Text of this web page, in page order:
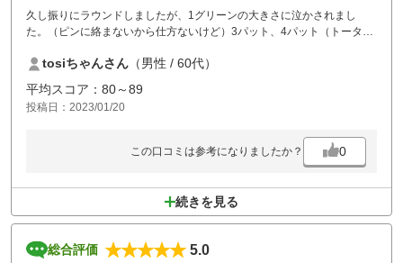
久し振りにラウンドしましたが、1グリーンの大きさに泣かされまし
た。（ピンに絡まないから仕方ないけど）3パット、4パット（トータル
tosiちゃんさん （男性 / 60代）
平均スコア：80～89
投稿日：2023/01/20
この口コミは参考になりましたか？ 0
続きを見る
総合評価
5.0